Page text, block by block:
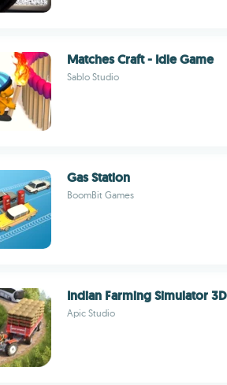
Matches Craft - Idle Game
Sablo Studio
Gas Station
BoomBit Games
Indian Farming Simulator 3D
Apic Studio